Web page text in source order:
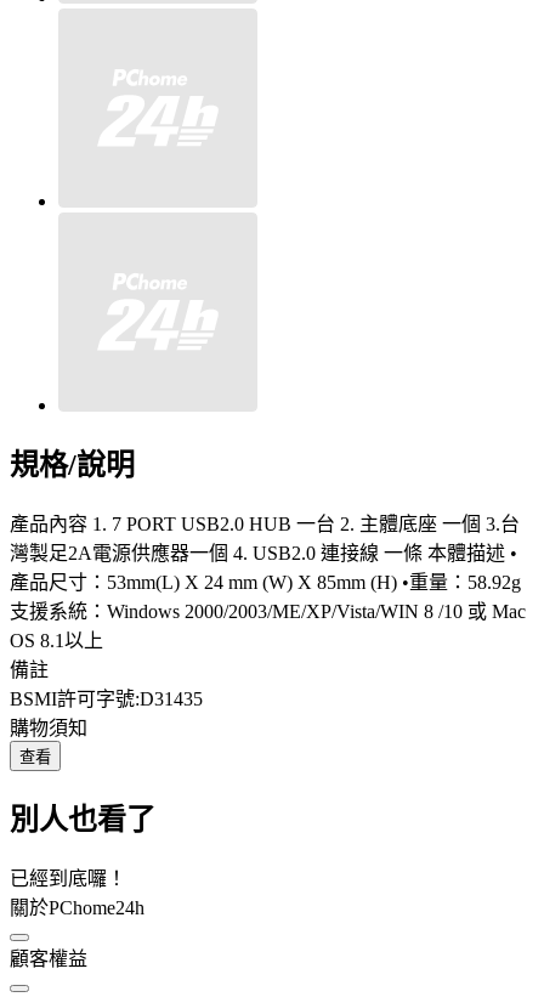
規格/說明
產品內容 1. 7 PORT USB2.0 HUB 一台 2. 主體底座 一個 3.台
灣製足2A電源供應器一個 4. USB2.0 連接線 一條 本體描述 •
產品尺寸：53mm(L) X 24 mm (W) X 85mm (H) •重量：58.92g
支援系統：Windows 2000/2003/ME/XP/Vista/WIN 8 /10 或 Mac
OS 8.1以上
備註
BSMI許可字號:D31435
購物須知
查看
別人也看了
已經到底囉！
關於PChome24h
顧客權益